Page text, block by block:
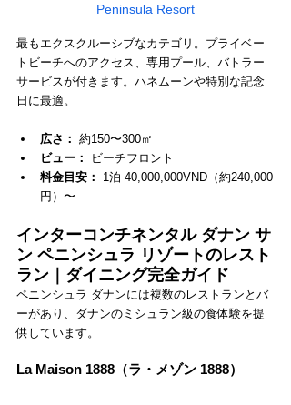
Peninsula Resort
最もエクスクルーシブなカテゴリ。プライベー
トビーチへのアクセス、専用プール、バトラー
サービスが付きます。ハネムーンや特別な記念
日に最適。
広さ： 約150〜300㎡
ビュー：
ビーチフロント
料金目安：
1泊 40,000,000VND（約240,000
円）〜
インターコンチネンタル ダナン サ
ン ペニンシュラ リゾートのレスト
ラン｜ダイニング完全ガイド
ペニンシュラ ダナンには複数のレストランとバ
ーがあり、ダナンのミシュラン級の食体験を提
供しています。
La Maison 1888（ラ・メゾン 1888）